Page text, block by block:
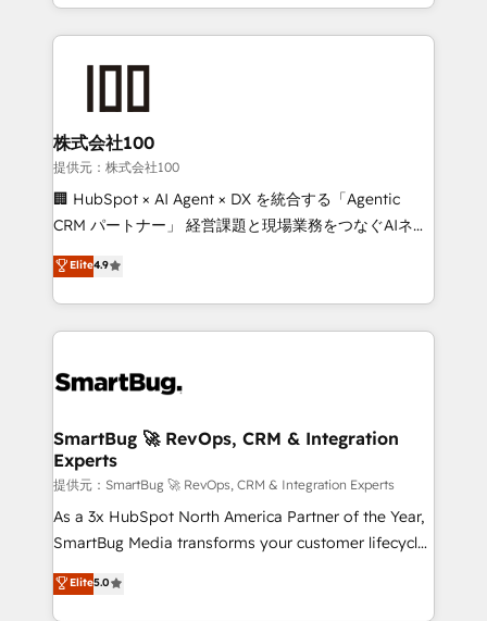
First, RevOps-led, Onboarding obsessed ★
Company of the Year 2024/25 INSIDEA helps
and build AI-powered workflows that drive adoption
from week one, in your time zone. What we do ➤
Onboarding: Live in weeks, with workflows built
around your business, not a template. ➤ Migration:
Move from any legacy CRM. Zero downtime, full data
run your revenue process. Sales, marketing, and
service wired together. ➤ AI and Integrations: Layer
tune-ups, feature rollouts, adoption coaching. Buying
HubSpot, switching to it, or reviving a stale portal?
We are built for the work.
株式会社100
提供元：株式会社100
🏢 HubSpot × AI Agent × DX を統合する「Agentic
CRM パートナー」 経営課題と現場業務をつなぐAIネイ
ティブ・エージェンシーとして、HubSpot Eliteの実装
力で顧客フロント業務を再設計します。 💡 100inc は何
をする会社か？ HubSpotを共通基盤に、AIエージェン
トを組み込んだ顧客フロント業務（マーケティング・営
ィブ・エージェンシーです。事業部・グループ会社・部
を、CRMを軸とした全社共通基盤に再構築します。意
思決定者・PMO・現場担当者に並走します。 1️⃣
HubSpot導入・活用支援 顧客データの一元化から、
GTMの見える化・自動化まで。全Hub統合運用、デー
タ品質設計、グループ横断のCRM統合に対応します。
の一部をAIが自律実行する組織への移行を設計・実装。
Breeze・Claude等をHubSpotと連携させ、役割定義・
Elite4.9
SmartBug 🚀 RevOps, CRM & Integration
Experts
提供元：SmartBug 🚀 RevOps, CRM & Integration Experts
As a 3x HubSpot North America Partner of the Year,
SmartBug Media transforms your customer lifecycle
into a revenue engine. Our unified ecosystem
includes specialized divisions Globalia (AI &
Elite5.0